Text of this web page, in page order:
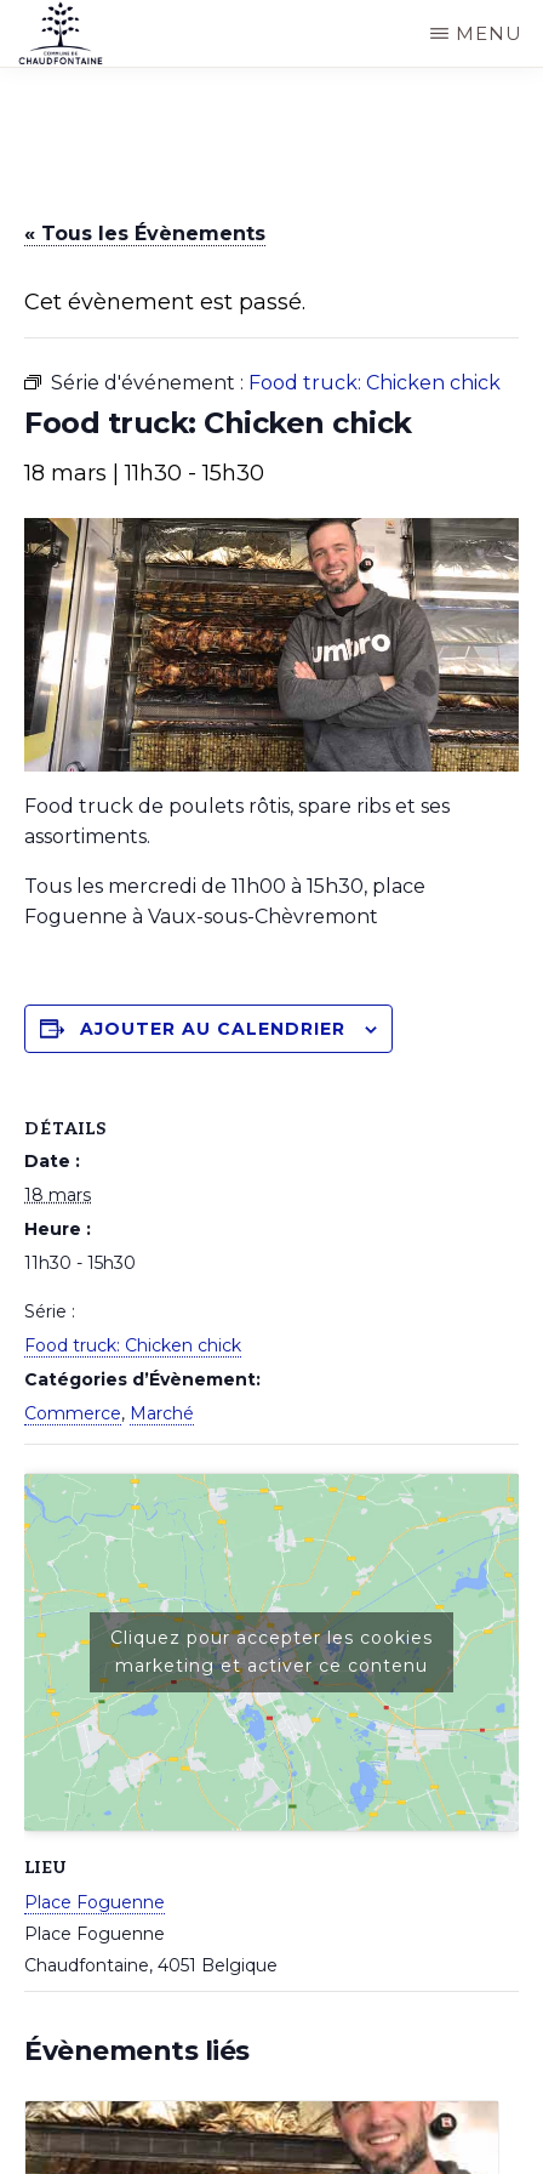
Passer
au
commune
MENU
« Tous les Évènements
Cet évènement est passé.
Série d'événement : Food truck: Chicken chick
Food truck: Chicken chick
18 mars | 11h30 -15h30
Food truck de poulets rôtis, spare ribs et ses
assortiments.
Tous les mercredi de 11h00 à 15h30, place
Foguenne à Vaux-sous-Chèvremont
AJOUTER AU CALENDRIER
DÉTAILS
Date :
18 mars
Heure :
11h30 - 15h30
Série :
Food truck: Chicken chick
Catégories d’Évènement:
Commerce, Marché
LIEU
Place Foguenne
Place Foguenne
Chaudfontaine, 4051 Belgique
Cliquez pour accepter les cookies
marketing et activer ce contenu
Évènements liés